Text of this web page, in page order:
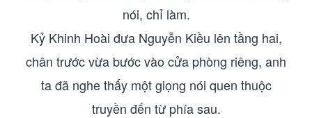
nói, chỉ làm.
Kỷ Khinh Hoài đưa Nguyễn Kiều lên tầng hai,
chân trước vừa bước vào cửa phòng riêng, anh
ta đã nghe thấy một giọng nói quen thuộc
truyền đến từ phía sau.